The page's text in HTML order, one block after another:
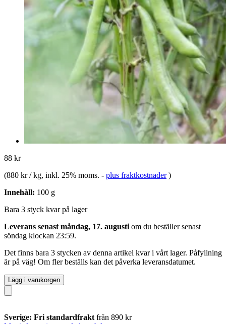
88 kr
(880 kr / kg, inkl. 25% moms. - plus fraktkostnader )
Innehåll: 100 g
Bara 3 styck kvar på lager
Leverans senast måndag, 17. augusti om du beställer senast
söndag klockan 23:59.
Det finns bara 3 stycken av denna artikel kvar i vårt lager. Påfyllning
är på väg! Om fler beställs kan det påverka leveransdatumet.
Lägg i varukorgen
Sverige: Fri standardfrakt från 890 kr